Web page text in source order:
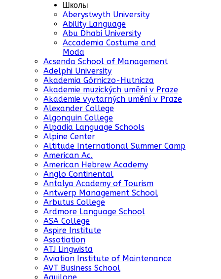
Школы
Aberystwyth University
Ability Language
Abu Dhabi University
Accademia Costume and
Moda
Acsenda School of Management
Adelphi University
Akademia Górniczo-Hutnicza
Akademie muzických umění v Praze
Akademie vyvtarných umění v Praze
Alexander College
Algonquin College
Alpadia Language Schools
Alpine Center
Altitude International Summer Camp
American Ac.
American Hebrew Academy
Anglo Continental
Antalya Academy of Tourism
Antwerp Management School
Arbutus College
Ardmore Language School
ASA College
Aspire Institute
Assotiation
ATJ Lingwista
Aviation Institute of Maintenance
AVT Business School